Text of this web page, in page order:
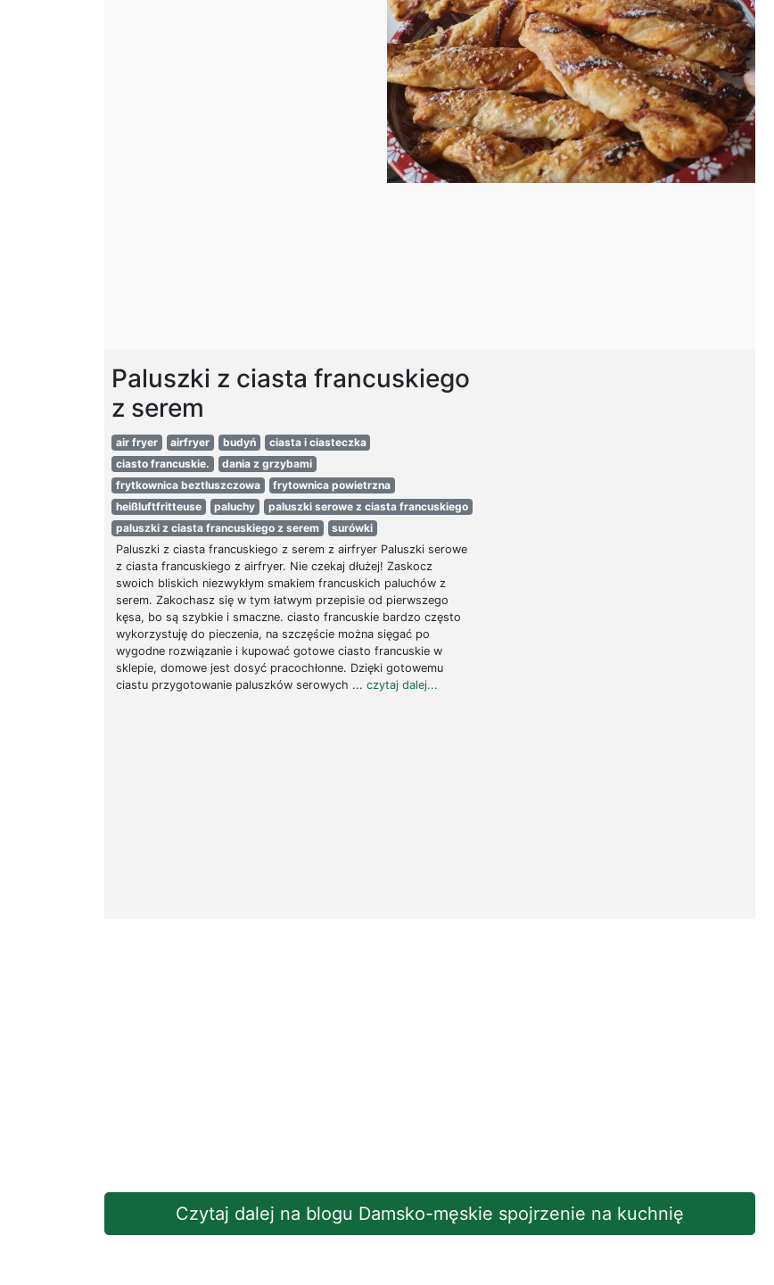
Paluszki z ciasta francuskiego
z serem
air fryer airfryer budyń
ciasta i ciasteczka
ciasto francuskie.
dania z grzybami
frytkownica beztłuszczowa
frytownica powietrzna
heißluftfritteuse
paluchy
paluszki serowe z ciasta francuskiego
paluszki z ciasta francuskiego z serem
surówki
Paluszki z ciasta francuskiego z serem z airfryer Paluszki serowe
z ciasta francuskiego z airfryer. Nie czekaj dłużej! Zaskocz
swoich bliskich niezwykłym smakiem francuskich paluchów z
serem. Zakochasz się w tym łatwym przepisie od pierwszego
kęsa, bo są szybkie i smaczne. ciasto francuskie bardzo często
wykorzystuję do pieczenia, na szczęście można sięgać po
wygodne rozwiązanie i kupować gotowe ciasto francuskie w
sklepie, domowe jest dosyć pracochłonne. Dzięki gotowemu
ciastu przygotowanie paluszków serowych ... czytaj dalej...
Czytaj dalej na blogu Damsko-męskie spojrzenie na kuchnię